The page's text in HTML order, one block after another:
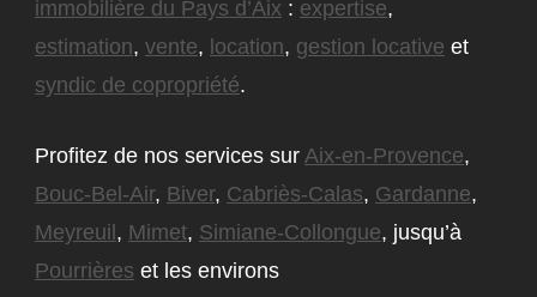
immobilière du Pays d’Aix : expertise,
estimation, vente, location, gestion locative et
syndic de copropriété.
Profitez de nos services sur Aix-en-Provence,
Bouc-Bel-Air, Biver, Cabriès-Calas, Gardanne,
Meyreuil , Mimet, Simiane-Collongue, jusqu’à
Pourrières et les environs